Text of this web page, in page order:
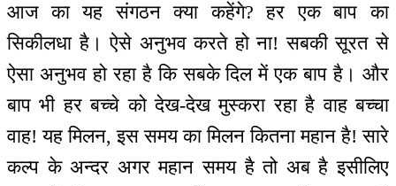
आज का यह संगठन क्या कहेंगे? हर एक बाप का
सिकीलधा है। ऐसे अनुभव करते हो ना! सबकी सूरत से
ऐसा अनुभव हो रहा है कि सबके दिल में एक बाप है। और
बाप भी हर बच्चे को देख-देख मुस्करा रहा है वाह बच्चा
वाह! यह मिलन, इस समय का मिलन कितना महान है! सारे
कल्प के अन्दर अगर महान समय है तो अब है इसीलिए